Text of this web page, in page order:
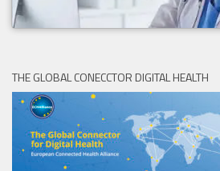
THE GLOBAL CONECCTOR DIGITAL HEALTH